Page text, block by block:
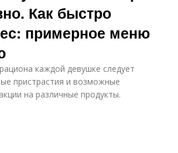
Как быстро
примерное меню
каждой девушке следует
пристрастия и возможные
на различные продукты.